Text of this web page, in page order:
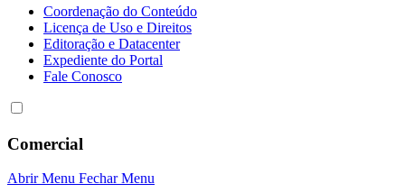
Coordenação do Conteúdo
Licença de Uso e Direitos
Editoração e Datacenter
Expediente do Portal
Fale Conosco
Comercial
Abrir Menu Fechar Menu